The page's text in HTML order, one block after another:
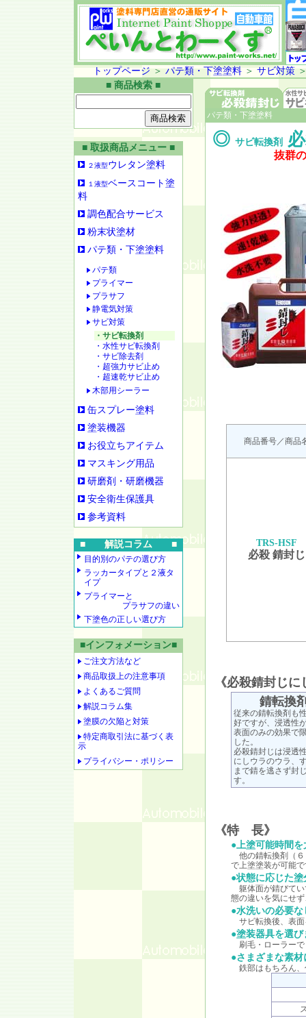
トップページ ＞ パテ類・下塗塗料＞ サビ対策
■ 商品検索 ■
■ 取扱商品メニュー ■
２液型ウレタン塗料
１液型ベースコート塗
料
調色配合サービス
粉末状塗材
パテ類・下塗塗料
パテ類
プライマー
プラサフ
静電気対策
サビ対策
・サビ転換剤
・水性サビ転換剤
・サビ除去剤
・超強力サビ止め
・超速乾サビ止め
木部用シーラー
缶スプレー塗料
塗装機器
お役立ちアイテム
マスキング用品
研磨剤・研磨機器
安全衛生保護具
参考資料
■ 解説コラム ■
目的別のパテの選び方
ラッカータイプと２液タ
イプ
プライマーと
プラサフの違い
下塗色の正しい選び方
■インフォメーション■
ご注文方法など
商品取扱上の注意事項
よくあるご質問
解説コラム集
塗膜の欠陥と対策
特定商取引法に基づく表
示
プライバシー・ポリシー
パテ類・下塗塗料
◎ サビ転換剤必
抜群
商品番号／商品
TRS-HSF
必殺 錆封じ
《必殺錆封じ
錆転換
従来の錆転換剤も
好ですが、浸透性
表面のみの効果で
した。
必殺錆封じは浸透
にしウラのウラ、
まで錆を逃さず封
す。
《特 長》
●上塗可能時間を
他の錆転換剤（６
で上塗塗装が可能で
●状態に応じた
躯体面が錆びてい
態の違いを気にせ
●水洗いの必要な
サビ転換後、表面
●塗装器具を選び
刷毛・ローラーで
●さまざまな素材
鉄部はもちろん、